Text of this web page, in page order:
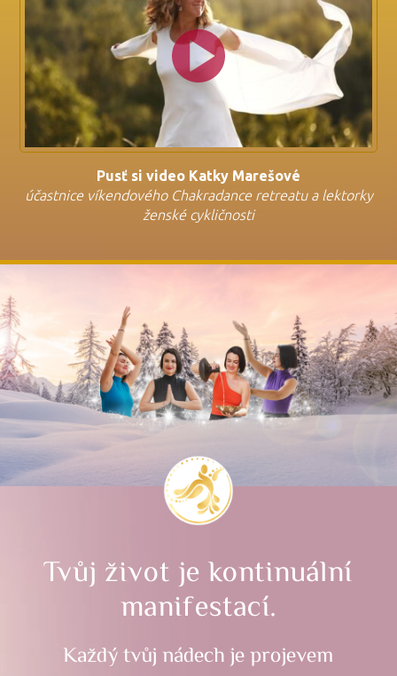
Pusť si video Katky Marešové
účastnice víkendového Chakradance retreatu a lektorky
ženské cykličnosti
Tvůj život je kontinuální
manifestací.
Každý tvůj nádech je projevem